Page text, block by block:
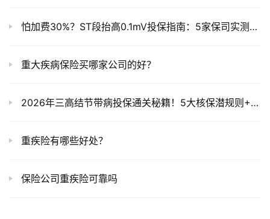
怕加费30%？ST段抬高0.1mV投保指南：5家保司实测+省钱技巧
重大疾病保险买哪家公司的好？
2026年三高结节带病投保通关秘籍！5大核保潜规则+3款闭眼过产品（附真实案例）
重疾险有哪些好处？
保险公司重疾险可靠吗